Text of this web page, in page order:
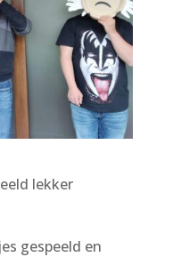
lekker
gespeeld en